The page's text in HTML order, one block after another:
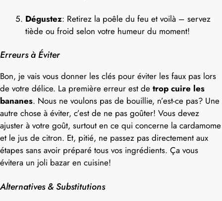
Dégustez: Retirez la poêle du feu et voilà – servez
tiède ou froid selon votre humeur du moment!
Erreurs à Éviter
Bon, je vais vous donner les clés pour éviter les faux pas lors
de votre délice. La première erreur est de trop cuire les
bananes. Nous ne voulons pas de bouillie, n’est-ce pas? Une
autre chose à éviter, c’est de ne pas goûter! Vous devez
ajuster à votre goût, surtout en ce qui concerne la cardamome
et le jus de citron. Et, pitié, ne passez pas directement aux
étapes sans avoir préparé tous vos ingrédients. Ça vous
évitera un joli bazar en cuisine!
Alternatives & Substitutions